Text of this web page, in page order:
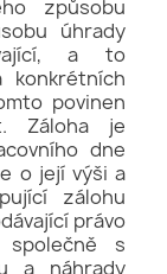
způsobu
úhrady
a to
povinen
Záloha je
dne
o její výši a
zálohu
právo
s
a náhrady